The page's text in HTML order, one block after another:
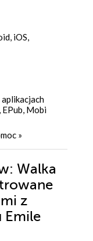
iOS,
Mobi
»
Walka
z
Emile